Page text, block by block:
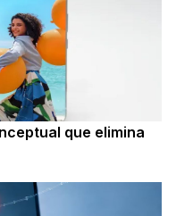
que elimina